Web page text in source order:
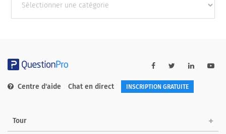
catégories
Centre d'aide Chat en direct INSCRIPTION GRATUITE
Tour